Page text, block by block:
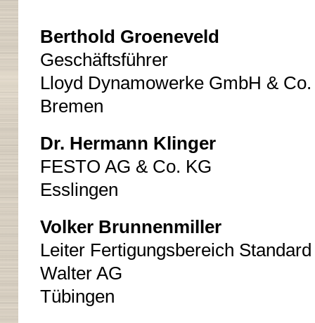
Berthold Groeneveld
Geschäftsführer
Lloyd Dynamowerke GmbH &
Bremen
Dr. Hermann Klinger
FESTO AG & Co. KG
Esslingen
Volker Brunnenmiller
Leiter Fertigungsbereich
Walter AG
Tübingen